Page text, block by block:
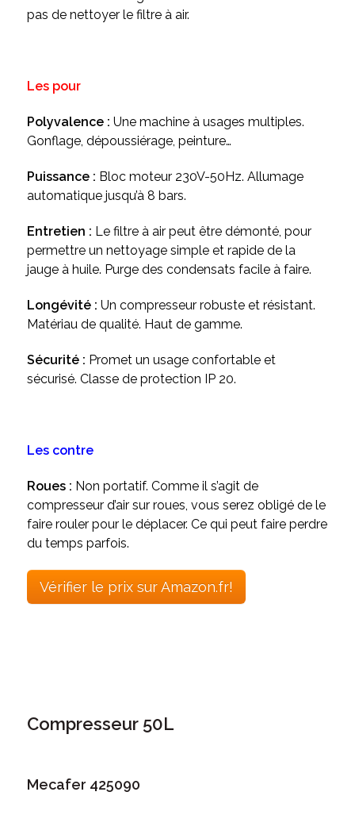
pas de nettoyer le filtre à air.
Les pour
Polyvalence : Une machine à usages multiples.
Gonflage, dépoussiérage, peinture…
Puissance : Bloc moteur 230V-50Hz. Allumage
automatique jusqu’à 8 bars.
Entretien : Le filtre à air peut être démonté, pour
permettre un nettoyage simple et rapide de la
jauge à huile. Purge des condensats facile à faire.
Longévité : Un compresseur robuste et résistant.
Matériau de qualité. Haut de gamme.
Sécurité : Promet un usage confortable et
sécurisé. Classe de protection IP 20.
Les contre
Roues : Non portatif. Comme il s’agit de
compresseur d’air sur roues, vous serez obligé de le
faire rouler pour le déplacer. Ce qui peut faire perdre
du temps parfois.
Vérifier le prix sur Amazon.fr!
Compresseur 50L
Mecafer 425090